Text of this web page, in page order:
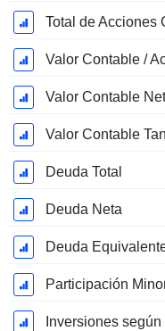
Total de Acciones
Valor Contable /
Valor Contable
Valor Contable
Deuda Total
Deuda Neta
Participación